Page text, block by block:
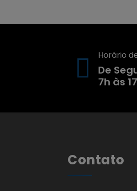
Horário
De
7h às
Contato